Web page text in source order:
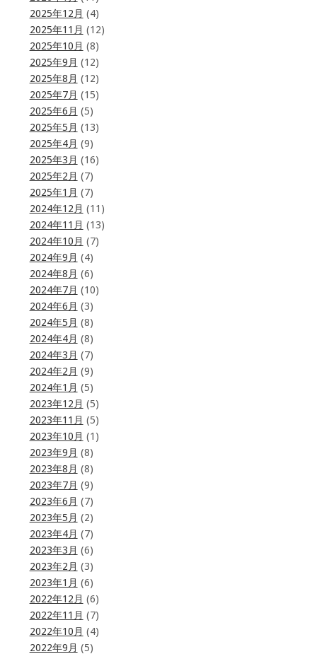
2025年12月 (4)
2025年11月 (12)
2025年10月 (8)
2025年9月 (12)
2025年8月 (12)
2025年7月 (15)
2025年6月 (5)
2025年5月 (13)
2025年4月 (9)
2025年3月 (16)
2025年2月 (7)
2025年1月 (7)
2024年12月 (11)
2024年11月 (13)
2024年10月 (7)
2024年9月 (4)
2024年8月 (6)
2024年7月 (10)
2024年6月 (3)
2024年5月 (8)
2024年4月 (8)
2024年3月 (7)
2024年2月 (9)
2024年1月 (5)
2023年12月 (5)
2023年11月 (5)
2023年10月 (1)
2023年9月 (8)
2023年8月 (8)
2023年7月 (9)
2023年6月 (7)
2023年5月 (2)
2023年4月 (7)
2023年3月 (6)
2023年2月 (3)
2023年1月 (6)
2022年12月 (6)
2022年11月 (7)
2022年10月 (4)
2022年9月 (5)